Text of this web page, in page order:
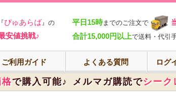
ぴゅあらば』の
安値挑戦♪
平日15時までのご注文で
合計15,000円以上で送料・代引
ご利用ガイド よくある質問 ログ
で購入可能♪ メルマガ購読でシーク